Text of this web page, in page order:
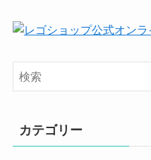
カテゴリー